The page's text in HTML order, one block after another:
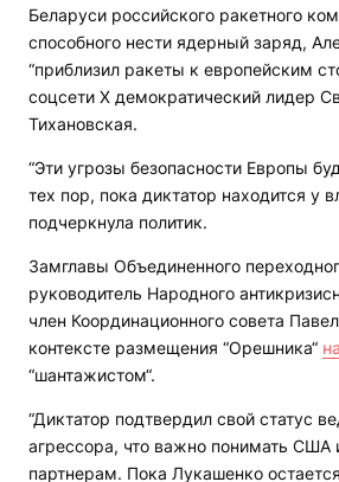
Беларуси российского ракетного
способного нести ядерный заряд,
“приблизил ракеты к европейским
соцсети Х демократический лидер
Тихановская.
“Эти угрозы безопасности Европы
тех пор, пока диктатор находится у
подчеркнула политик.
Замглавы Объединенного
руководитель Народного
член Координационного совета
контексте размещения “Орешника“
“шантажистом“.
“Диктатор подтвердил свой статус
агрессора, что важно понимать США
партнерам. Пока Лукашенко